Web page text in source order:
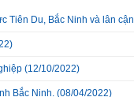
Tiên Du, Bắc Ninh và lân cận
(12/10/2022)
Bắc Ninh. (08/04/2022)